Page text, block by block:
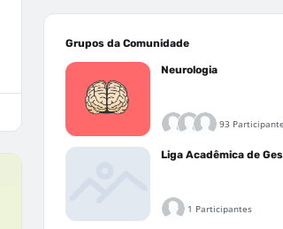
Grupos da Comunidade
Neurologia
93
1 Participantes